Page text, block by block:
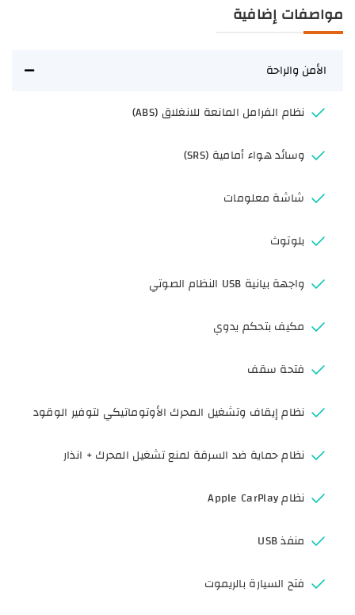
مواصفات إضافية
الأمن والراحة
نظام الفرامل المانعة للانغلاق (ABS)
وسائد هواء أمامية (SRS)
شاشة معلومات
بلوتوث
واجهة بيانية USB النظام الصوتي
مكيف بتحكم يدوي
فتحة سقف
نظام إيقاف وتشغيل المحرك الأوتوماتيكي لتوفير الوقود
نظام حماية ضد السرقة لمنع تشغيل المحرك + انذار
نظام Apple CarPlay
منفذ USB
فتح السيارة بالريموت